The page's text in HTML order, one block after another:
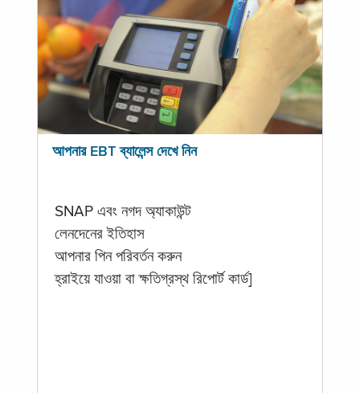
আপনার EBT ব্যালেন্স দেখে নিন
SNAP এবং নগদ অ্যাকাউন্ট
লেনদেনের ইতিহাস
আপনার পিন পরিবর্তন করুন
হ্রাইয়ে যাওয়া বা ক্ষতিগ্রস্থ রিপোর্ট কার্ড]